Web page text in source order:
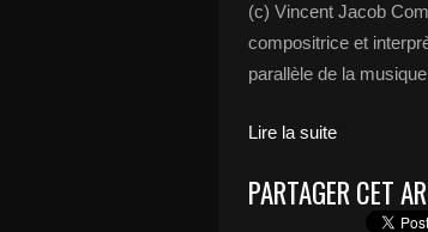
(c) Vincent Jacob
compositrice et
parallèle de la
Lire la suite
PARTAGER CET